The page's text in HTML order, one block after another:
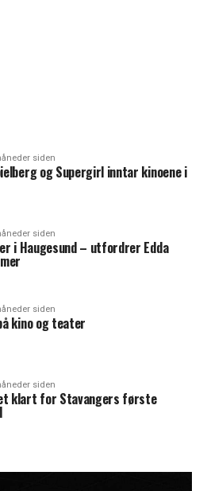
siden
og Supergirl inntar kinoene i
siden
i Haugesund – utfordrer Edda
siden
kino og teater
siden
klart for Stavangers første